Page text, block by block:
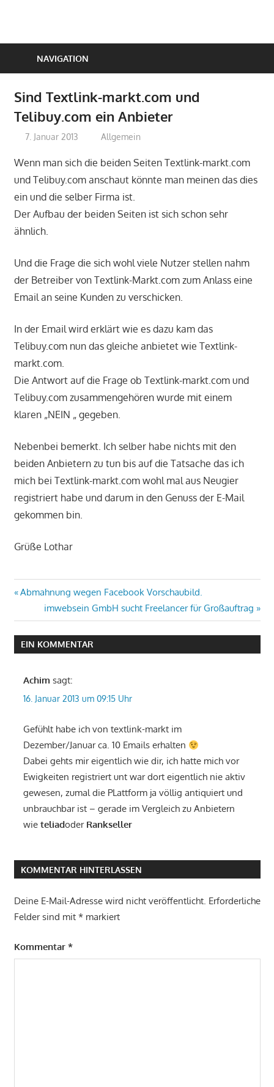
NAVIGATION
Sind Textlink-markt.com und
Telibuy.com ein Anbieter
7. Januar 2013 perfect-seo
Allgemein
Wenn man sich die beiden Seiten Textlink-markt.com
und Telibuy.com anschaut könnte man meinen das dies
ein und die selber Firma ist.
Der Aufbau der beiden Seiten ist sich schon sehr
ähnlich.
Und die Frage die sich wohl viele Nutzer stellen nahm
der Betreiber von Textlink-Markt.com zum Anlass eine
Email an seine Kunden zu verschicken.
In der Email wird erklärt wie es dazu kam das
Telibuy.com nun das gleiche anbietet wie Textlink-
markt.com.
Die Antwort auf die Frage ob Textlink-markt.com und
Telibuy.com zusammengehören wurde mit einem
klaren „NEIN „ gegeben.
Nebenbei bemerkt. Ich selber habe nichts mit den
beiden Anbietern zu tun bis auf die Tatsache das ich
mich bei Textlink-markt.com wohl mal aus Neugier
registriert habe und darum in den Genuss der E-Mail
gekommen bin.
Grüße Lothar
Beitragsnavigation
Vorheriger
Beitrag:
Abmahnung wegen Facebook Vorschaubild.
Nächster
Beitrag:
imwebsein GmbH sucht Freelancer für Großauftrag
EIN KOMMENTAR
Achim sagt:
16. Januar 2013 um 09:15 Uhr
Gefühlt habe ich von textlink-markt im
Dezember/Januar ca. 10 Emails erhalten
Dabei gehts mir eigentlich wie dir, ich hatte mich vor
Ewigkeiten registriert unt war dort eigentlich nie aktiv
gewesen, zumal die PLattform ja völlig antiquiert und
unbrauchbar ist – gerade im Vergleich zu Anbietern
wie teliadoder Rankseller
KOMMENTAR HINTERLASSEN
Deine E-Mail-Adresse wird nicht veröffentlicht. Erforderliche
Felder sind mit *markiert
Kommentar *